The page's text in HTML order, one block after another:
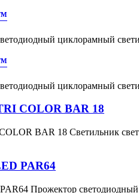
циклорамный
циклорамный
COLOR BAR 18
BAR 18 Светильник
PAR64
Прожектор светодиодный